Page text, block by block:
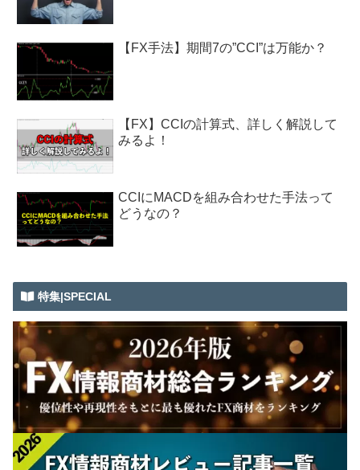
【FX手法】期間7の”CCI”は万能か？
【FX】CCIの計算式、詳しく解説して
みるよ！
CCIにMACDを組み合わせた手法って
どうなの？
特集|SPECIAL